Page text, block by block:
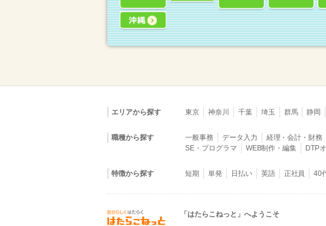
エリアから探す 東京 神奈川 千葉 埼玉 群馬 静岡
職種から探す 一般事務 データ入力 経理・会計・財務
SE・プログラマ
WEB制作・編集 DTP
特徴から探す 短期 単発 日払い 英語 正社員 40
「はたらこねっと」へようこそ